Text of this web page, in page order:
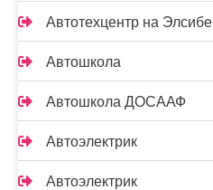
Автотехцентр на Элсибе
Автошкола
Автошкола ДОСААФ
Автоэлектрик
Автоэлектрик